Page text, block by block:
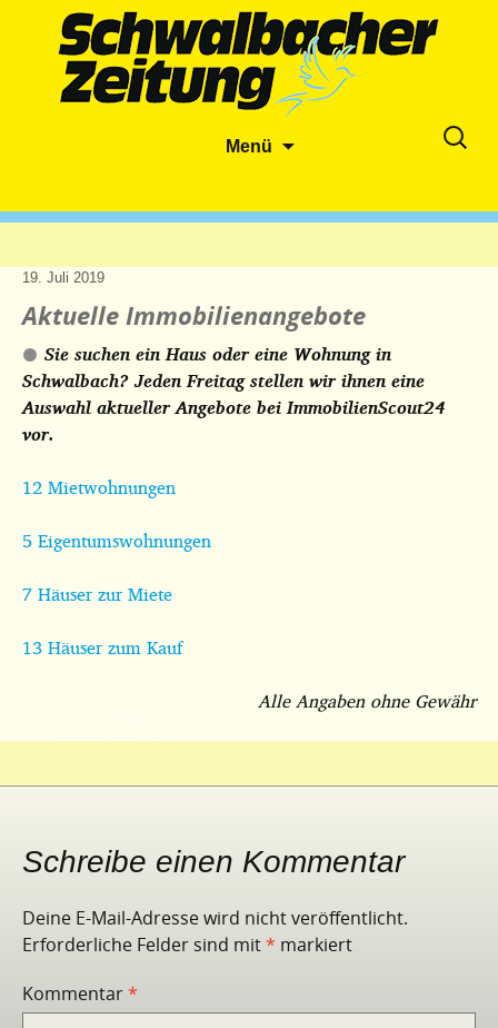
Menü
Suche
19. Juli 2019
Aktuelle Immobilienangebote
Sie suchen ein Haus oder eine Wohnung in
Schwalbach? Jeden Freitag stellen wir ihnen eine
Auswahl aktueller Angebote bei ImmobilienScout24
vor.
12 Mietwohnungen
5 Eigentumswohnungen
7 Häuser zur Miete
13 Häuser zum Kauf
Alle Angaben ohne Gewähr
Schreibe einen Kommentar
Deine E-Mail-Adresse wird nicht veröffentlicht.
Erforderliche Felder sind mit* markiert
Kommentar*